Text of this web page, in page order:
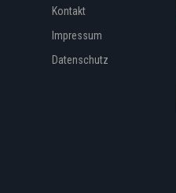
Kontakt
Impressum
Datenschutz